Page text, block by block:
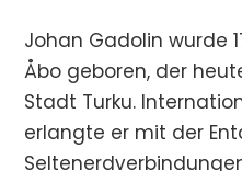
Johan Gadolin wurde
Åbo geboren, der
Stadt Turku.
erlangte er mit der